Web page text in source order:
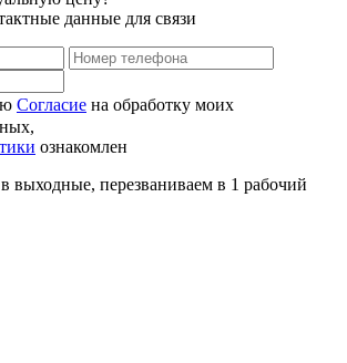
данные для связи
Согласие на обработку моих
ознакомлен
выходные, перезваниваем в 1 рабочий